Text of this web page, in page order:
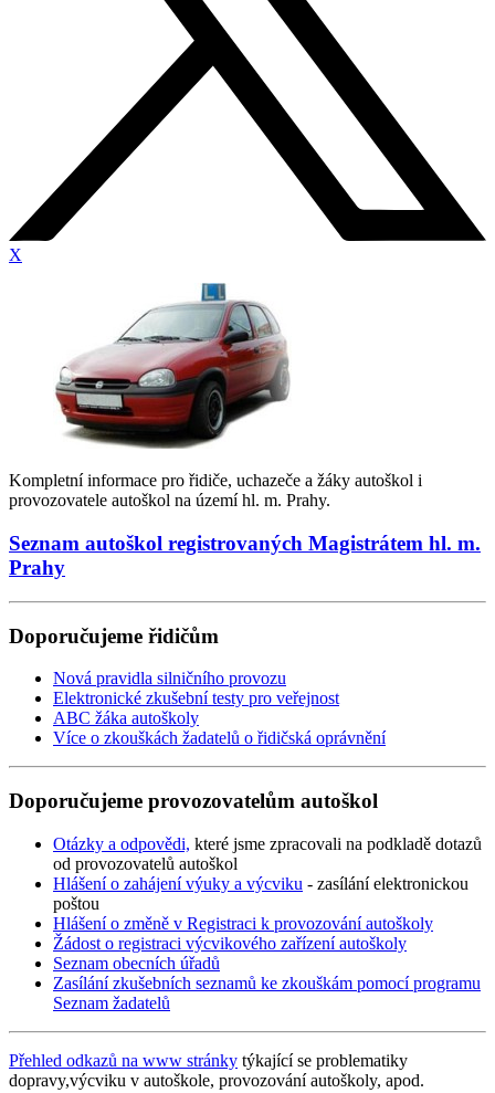
X
Kompletní informace pro řidiče, uchazeče a žáky autoškol i
provozovatele autoškol na území hl. m. Prahy.
Seznam autoškol registrovaných Magistrátem hl. m.
Prahy
Doporučujeme řidičům
Nová pravidla silničního provozu
Elektronické zkušební testy pro veřejnost
ABC žáka autoškoly
Více o zkouškách žadatelů o řidičská oprávnění
Doporučujeme provozovatelům autoškol
Otázky a odpovědi, které jsme zpracovali na podkladě dotazů
od provozovatelů autoškol
Hlášení o zahájení výuky a výcviku - zasílání elektronickou
poštou
Hlášení o změně v Registraci k provozování autoškoly
Žádost o registraci výcvikového zařízení autoškoly
Seznam obecních úřadů
Zasílání zkušebních seznamů ke zkouškám pomocí programu
Seznam žadatelů
Přehled odkazů na www stránky týkající se problematiky
dopravy,výcviku v autoškole, provozování autoškoly, apod.